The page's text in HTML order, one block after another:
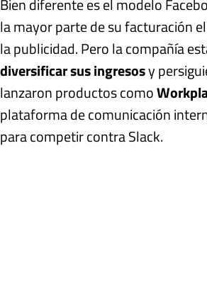
Bien diferente es el modelo
la mayor parte de su facturación
la publicidad. Pero la compañía
diversificar sus ingresosy
lanzaron productos como
plataforma de comunicación
para competir contra Slack.